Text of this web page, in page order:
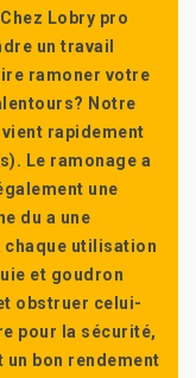
Lobry pro
un travail
ramoner votre
Notre
rapidement
Le ramonage a
une
du a une
chaque utilisation
et goudron
obstruer celui-
pour la sécurité,
un bon rendement